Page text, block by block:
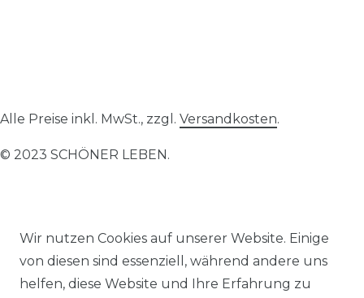
Wir nutzen Cookies auf unserer Website. Einige
von diesen sind essenziell, während andere uns
helfen, diese Website und Ihre Erfahrung zu
Alle Preise inkl. MwSt., zzgl. Versandkosten.
© 2023 SCHÖNER LEBEN.
Impressum Daten­schutz­erklärung AGB